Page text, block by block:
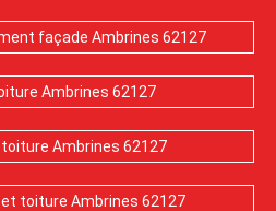
façade Ambrines 62127
Ambrines 62127
Ambrines 62127
toiture Ambrines 62127